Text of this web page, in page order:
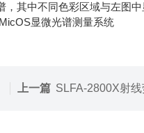
，其中不同色彩区域与左图
显微光谱测量系统
上一篇 SLFA-2800X射